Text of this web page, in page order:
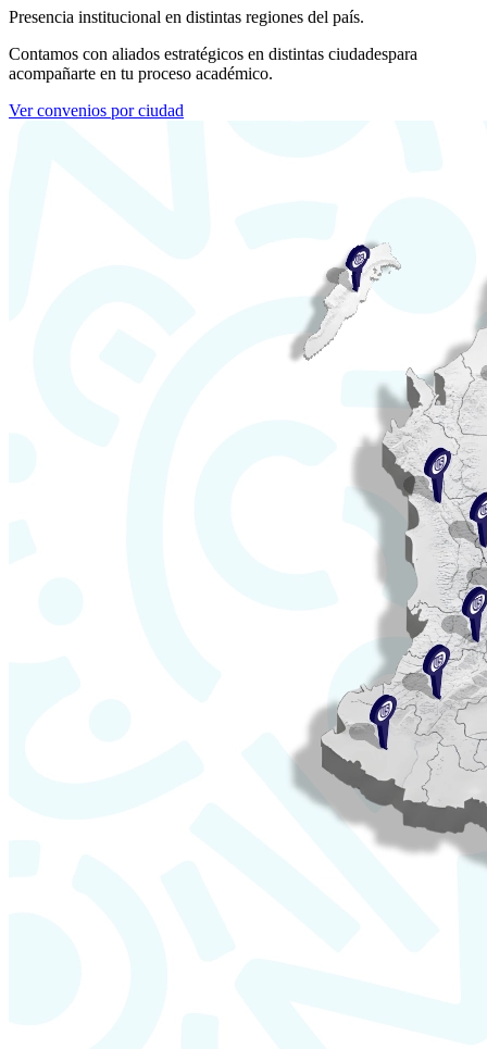
Presencia institucional en distintas regiones del país.
Contamos con aliados estratégicos en distintas ciudadespara
acompañarte en tu proceso académico.
Ver convenios por ciudad